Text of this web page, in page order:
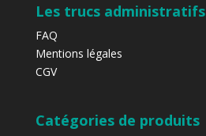
Les trucs administratifs
FAQ
Mentions légales
CGV
Catégories de produits